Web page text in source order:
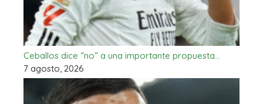
Ceballos dice “no” a una importante propuesta…
7 agosto, 2026